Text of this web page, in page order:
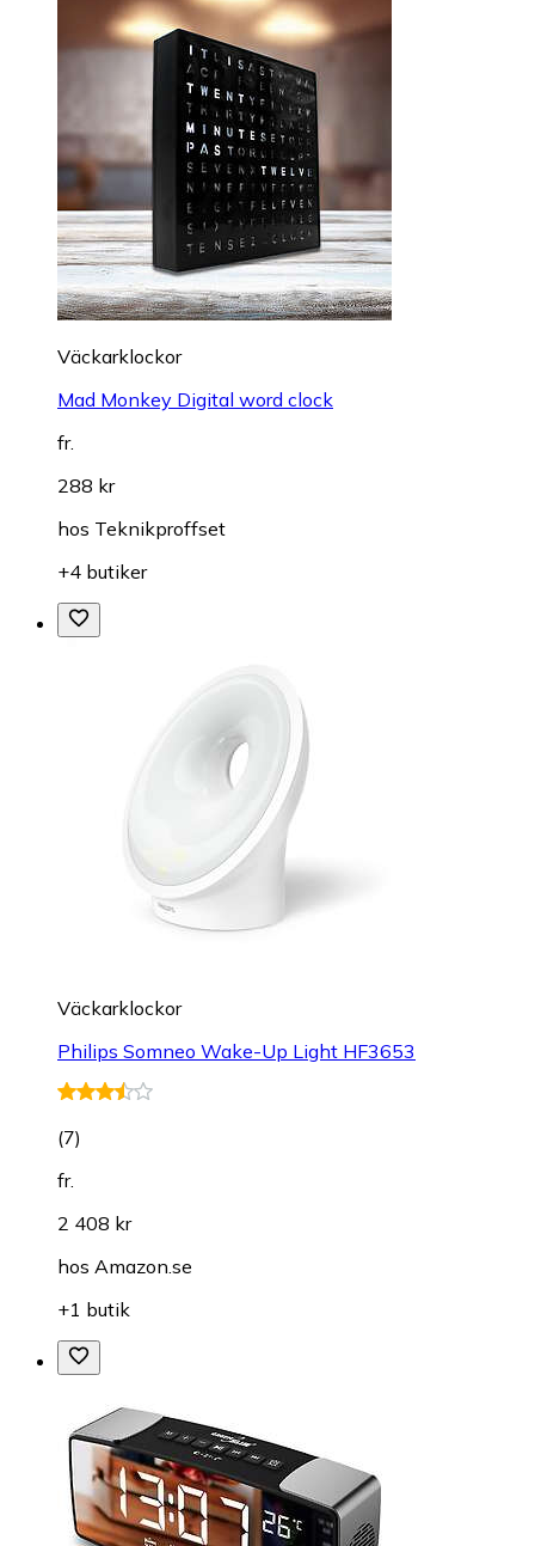
Väckarklockor
Mad Monkey Digital word clock
fr.
288 kr
hos Teknikproffset
+4 butiker
Väckarklockor
Philips Somneo Wake-Up Light HF3653
(7)
fr.
2 408 kr
hos Amazon.se
+1 butik